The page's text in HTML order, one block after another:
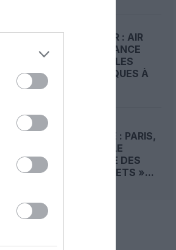
STOPOVER : AIR
FRANCE LANCE
DES ESCALES
TOURISTIQUES À
TOURISME : PARIS,
« CAPITALE
MONDIALE DES
PICKPOCKETS »...